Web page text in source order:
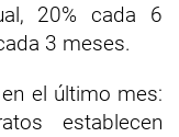
20% cada 6
3 meses.
el último mes:
establecen